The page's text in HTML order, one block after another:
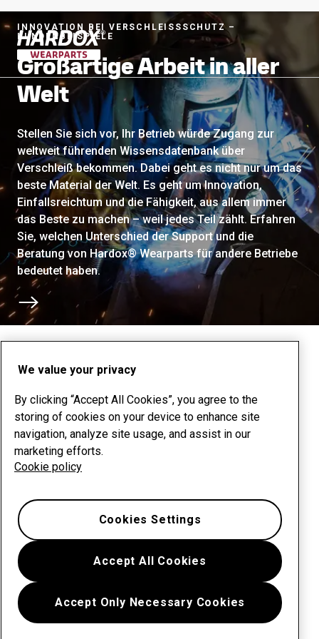
Zur Startseite
INNOVATION BEI VERSCHLEISSSCHUTZ –
KUNDENBEISPIELE
Großartige Arbeit in aller
Welt
Stellen Sie sich vor, Ihr Betrieb würde Zugang zur
weltweit führenden Wissensdatenbank über
Verschleiß bekommen. Dabei geht es nicht nur um das
beste Material der Welt. Es geht um Innovation,
Einfallsreichtum und die Fähigkeit, aus allem immer
das Beste zu machen – weil jedes Teil zählt. Erfahren
Sie, welchen Unterschied der Support und die
Beratung von Hardox® Wearparts für andere Betriebe
bedeutet haben.
Zum nächsten Abschnitt scrollen
We value your privacy
By clicking “Accept All Cookies”, you agree to the
storing of cookies on your device to enhance site
navigation, analyze site usage, and assist in our
marketing efforts.
Cookie policy
Accept All Cookies
Accept Only Necessary Cookies
Cookies Settings